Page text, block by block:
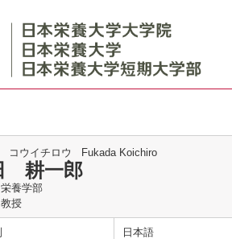
コウイチロウ Fukada Koichiro
耕一郎
栄養学部
教授
日本語